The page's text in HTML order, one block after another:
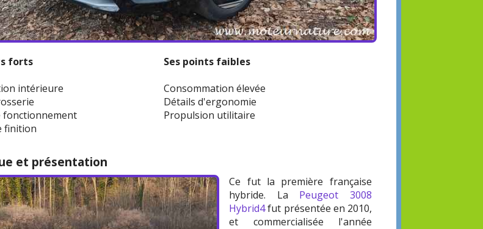
forts
intérieure
fonctionnement
finition
Ses points faibles
Consommation élevée
Détails d'ergonomie
Propulsion utilitaire
et présentation
Ce fut la première française
hybride. La Peugeot 3008
Hybrid4fut présentée en 2010,
et commercialisée l'année